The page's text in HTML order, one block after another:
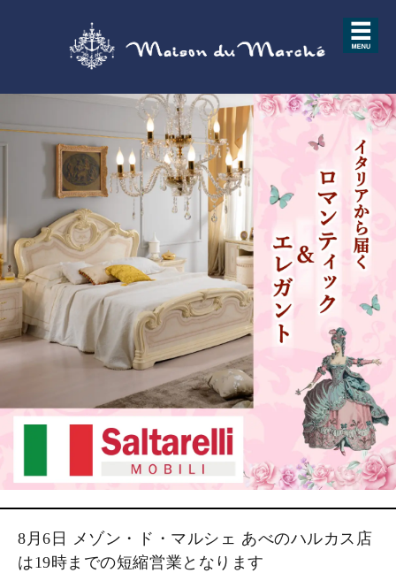
8月6日 メゾン・ド・マルシェ あべのハルカス店
は19時までの短縮営業となります